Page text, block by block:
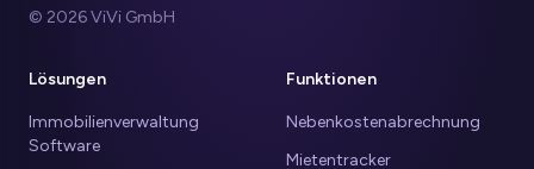
© 2026 ViVi GmbH
Funktionen
Nebenkostenabrechnung
Mietentracker
Lösungen
Immobilienverwaltung
Software